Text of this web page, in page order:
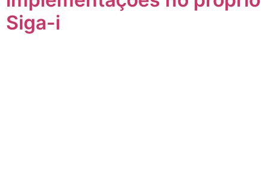
Siga-i